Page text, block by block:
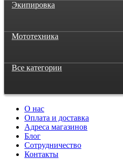
Экипировка
Мототехника
Все категории
О нас
Оплата и доставка
Адреса магазинов
Блог
Сотрудничество
Контакты